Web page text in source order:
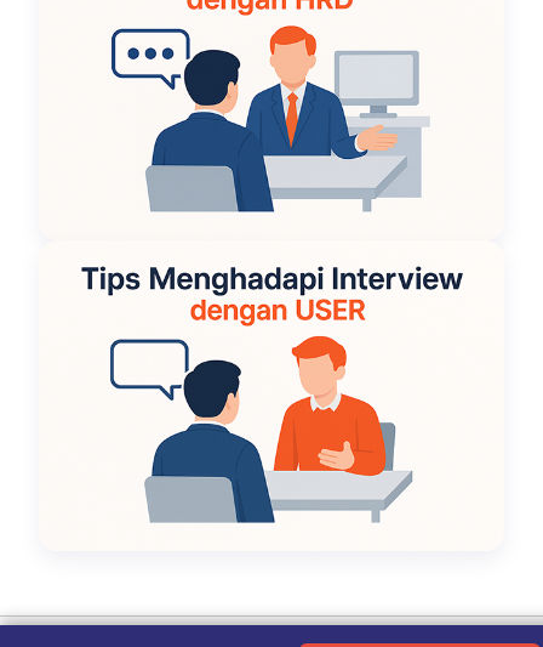
Kebijakan Privasi|Tentang Kami|